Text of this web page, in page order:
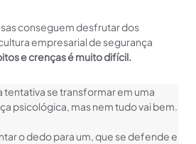
conseguem desfrutar dos
empresarial de segurança
e crenças é muito difícil.
tentativa se transformar em uma
psicológica, mas nem tudo vai bem.
o dedo para um, que se defende e